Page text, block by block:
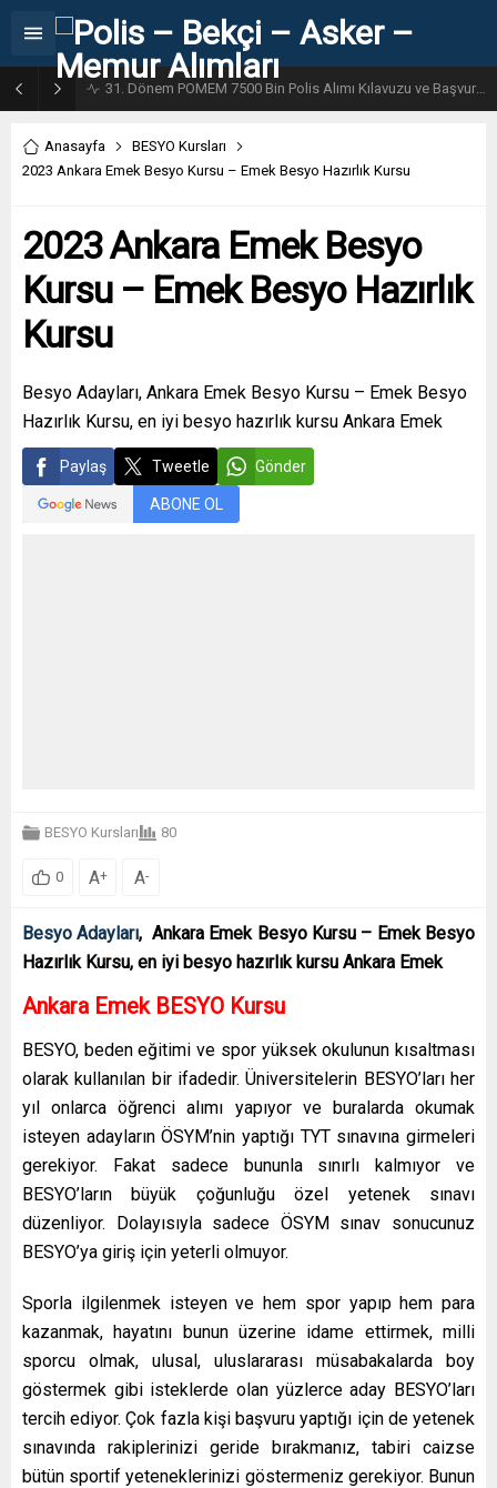
31. Dönem POMEM 7500 Bin Polis Alımı Kılavuzu ve Başvuru Ekranı
Anasayfa
BESYO Kursları
2023 Ankara Emek Besyo Kursu – Emek Besyo Hazırlık Kursu
2023 Ankara Emek Besyo
Kursu – Emek Besyo Hazırlık
Kursu
Besyo Adayları, Ankara Emek Besyo Kursu – Emek Besyo
Hazırlık Kursu, en iyi besyo hazırlık kursu Ankara Emek
Paylaş Tweetle Gönder
ABONE OL
BESYO Kursları 80
0 A+ A-
Besyo Adayları, Ankara Emek Besyo Kursu – Emek Besyo
Hazırlık Kursu, en iyi besyo hazırlık kursu Ankara Emek
Ankara Emek BESYO Kursu
BESYO, beden eğitimi ve spor yüksek okulunun kısaltması
olarak kullanılan bir ifadedir. Üniversitelerin BESYO’ları her
yıl onlarca öğrenci alımı yapıyor ve buralarda okumak
isteyen adayların ÖSYM’nin yaptığı TYT sınavına girmeleri
gerekiyor. Fakat sadece bununla sınırlı kalmıyor ve
BESYO’ların büyük çoğunluğu özel yetenek sınavı
düzenliyor. Dolayısıyla sadece ÖSYM sınav sonucunuz
BESYO’ya giriş için yeterli olmuyor.
Sporla ilgilenmek isteyen ve hem spor yapıp hem para
kazanmak, hayatını bunun üzerine idame ettirmek, milli
sporcu olmak, ulusal, uluslararası müsabakalarda boy
göstermek gibi isteklerde olan yüzlerce aday BESYO’ları
tercih ediyor. Çok fazla kişi başvuru yaptığı için de yetenek
sınavında rakiplerinizi geride bırakmanız, tabiri caizse
bütün sportif yeteneklerinizi göstermeniz gerekiyor. Bunun